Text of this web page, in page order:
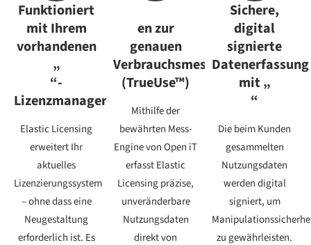
Funktioniert
mit Ihrem
vorhandenen
„
“-
Lizenzmanager
Elastic Licensing
erweitert Ihr
aktuelles
Lizenzierungssystem
– ohne dass eine
Neugestaltung
erforderlich ist. Es
en zur
genauen
Verbrauchsmessung
(TrueUse™)
Mithilfe der
bewährten Mess-
Engine von Open iT
erfasst Elastic
Licensing präzise,
unveränderbare
Nutzungsdaten
direkt von
Sichere,
digital
signierte
Datenerfassung
mit „
“
Die beim Kunden
gesammelten
Nutzungsdaten
werden digital
signiert, um
zu gewährleisten.